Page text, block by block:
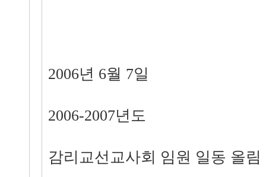
2006년 6월 7일
2006-2007년도
감리교선교사회 임원 일동 올림